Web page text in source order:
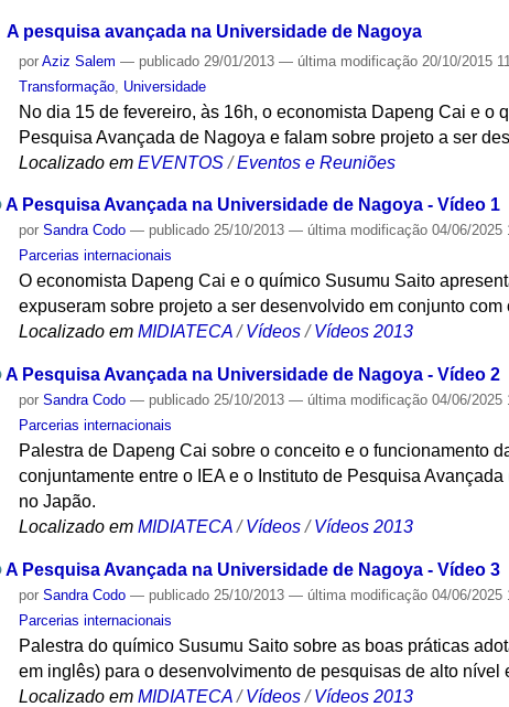
A pesquisa avançada na Universidade de Nagoya
porAziz Salem — publicado 29/01/2013— última modificação 20/10/2015
Transformação Universidade
No dia 15 de fevereiro, às 16h, o economista Dapeng Cai e o
Pesquisa Avançada de Nagoya e falam sobre projeto a ser
Localizado em EVENTOS /Eventos e Reuniões
A Pesquisa Avançada na Universidade de Nagoya - Vídeo 1
porSandra Codo — publicado 25/10/2013— última modificação 04/06/
Parcerias internacionais
O economista Dapeng Cai e o químico Susumu Saito
expuseram sobre projeto a ser desenvolvido em conjunto com
Localizado em MIDIATECA /Vídeos /Vídeos 2013
A Pesquisa Avançada na Universidade de Nagoya - Vídeo 2
porSandra Codo — publicado 25/10/2013— última modificação 04/06/
Parcerias internacionais
Palestra de Dapeng Cai sobre o conceito e o funcionamento
conjuntamente entre o IEA e o Instituto de Pesquisa
no Japão.
Localizado em MIDIATECA /Vídeos /Vídeos 2013
A Pesquisa Avançada na Universidade de Nagoya - Vídeo 3
porSandra Codo — publicado 25/10/2013— última modificação 04/06/
Parcerias internacionais
Palestra do químico Susumu Saito sobre as boas práticas
em inglês) para o desenvolvimento de pesquisas de alto nível
Localizado em MIDIATECA /Vídeos /Vídeos 2013